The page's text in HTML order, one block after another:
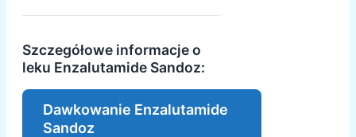
Szczegółowe informacje o
leku Enzalutamide Sandoz:
Dawkowanie Enzalutamide
Sandoz